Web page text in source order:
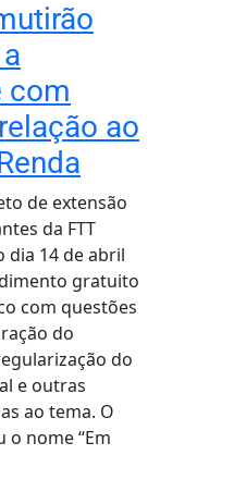
com
ao
de extensão
da FTT
dia 14 de abril
gratuito
com questões
do
do
e outras
ao tema. O
o nome “Em